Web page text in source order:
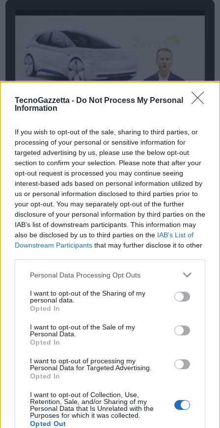
TecnoGazzetta - Do Not Process My Personal
Information
If you wish to opt-out of the sale, sharing to third parties, or
processing of your personal or sensitive information for
targeted advertising by us, please use the below opt-out
section to confirm your selection. Please note that after your
opt-out request is processed you may continue seeing
interest-based ads based on personal information utilized by
us or personal information disclosed to third parties prior to
your opt-out. You may separately opt-out of the further
disclosure of your personal information by third parties on the
IAB’s list of downstream participants. This information may
also be disclosed by us to third parties on the IAB’s List of
Downstream Participants that may further disclose it to other
Personal Data Processing Opt Outs
I want to opt-out of the Sharing of my
personal data.
Opted In
I want to opt-out of the Sale of my
Personal Data.
Opted In
I want to opt-out of processing my
Personal Data for Targeted Advertising.
Opted In
I want to opt-out of Collection, Use,
Retention, Sale, and/or Sharing of my
Personal Data that Is Unrelated with the
Purposes for which it was collected.
Opted Out
Dr. Herbert Diess, Chairman of the Board of Management of
Volkswagen Aktiengesellschaft.
Condividi questo articolo:
E-mail LinkedIn Facebook X
Mastodon Telegram WhatsApp
Stampa Altro
Inserisci nome ed indirizzo E-Mail:
Acconsento al trattamento dei dati personali ( Info Privacy